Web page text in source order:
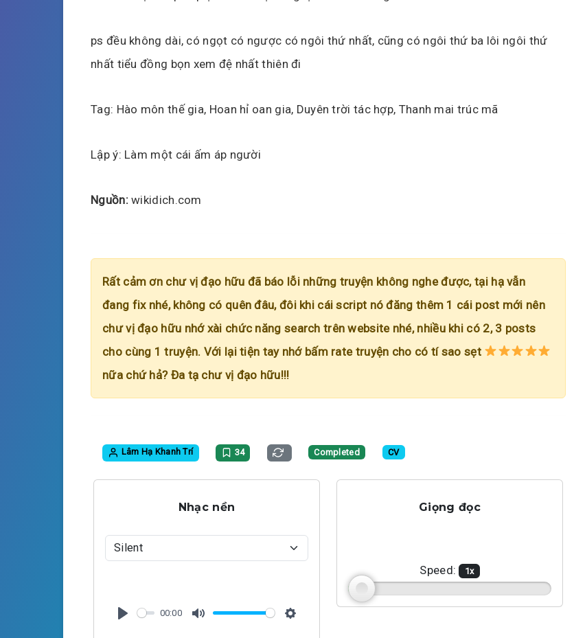
ps đều không dài, có ngọt có ngược có ngôi thứ nhất, cũng có ngôi thứ ba lôi ngôi thứ
nhất tiểu đồng bọn xem đệ nhất thiên đi
Tag: Hào môn thế gia, Hoan hỉ oan gia, Duyên trời tác hợp, Thanh mai trúc mã
Lập ý: Làm một cái ấm áp người
Nguồn:wikidich.com
Rất cảm ơn chư vị đạo hữu đã báo lỗi những truyện không nghe được, tại hạ vẫn
đang fix nhé, không có quên đâu, đôi khi cái script nó đăng thêm 1 cái post mới nên
chư vị đạo hữu nhớ xài chức năng search trên website nhé, nhiều khi có 2, 3 posts
cho cùng 1 truyện. Với lại tiện tay nhớ bấm rate truyện cho có tí sao sẹt
nữa chứ hả? Đa tạ chư vị đạo hữu!!!
Lâm Hạ Khanh Trí 34 Completed CV
Nhạc nền
00:00
Giọng đọc
Speed: 1x